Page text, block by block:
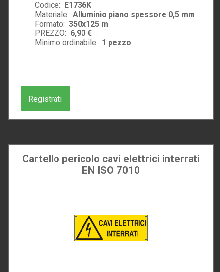
Codice:
E1736K
Materiale: Alluminio piano spessore 0,5 mm
Formato: 350x125 m
PREZZO: 6,90 €
Minimo ordinabile: 1 pezzo
Registrati
Cartello pericolo cavi elettrici interrati
EN ISO 7010